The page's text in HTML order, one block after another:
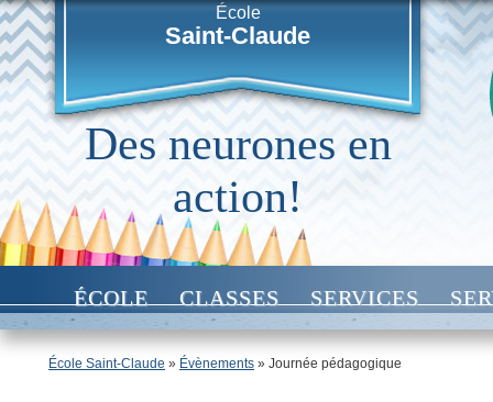
École
Saint-Claude
Des neurones en
action!
ÉCOLE CLASSES SERVICES
École Saint-Claude » Évènements » Journée pédagogique